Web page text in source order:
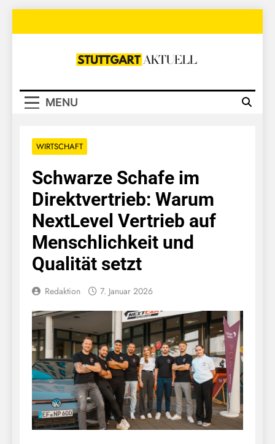
Stuttgart
MENU
WIRTSCHAFT
Schwarze Schafe im
Direktvertrieb: Warum
NextLevel Vertrieb auf
Menschlichkeit und
Qualität setzt
Redaktion 7. Januar 2026